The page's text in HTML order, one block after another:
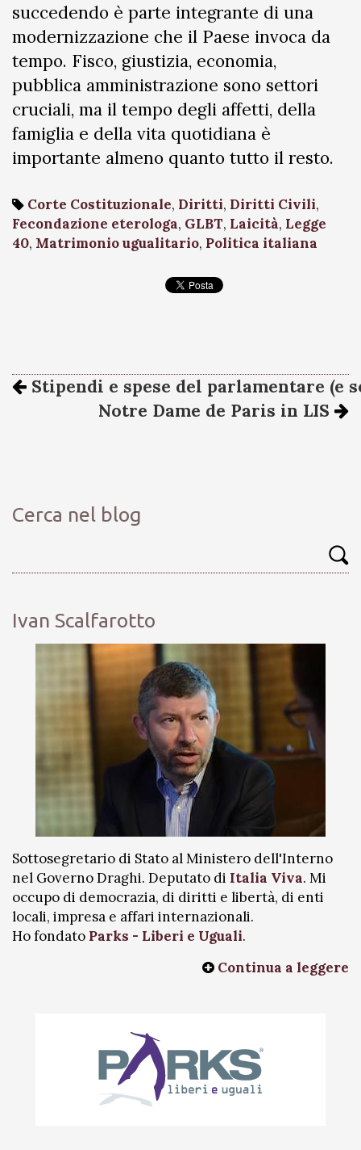
succedendo è parte integrante di una
modernizzazione che il Paese invoca da
tempo. Fisco, giustizia, economia,
pubblica amministrazione sono settori
cruciali, ma il tempo degli affetti, della
famiglia e della vita quotidiana è
importante almeno quanto tutto il resto.
Corte Costituzionale, Diritti, Diritti Civili,
Fecondazione eterologa, GLBT, Laicità, Legge
40, Matrimonio ugualitario, Politica italiana
Stipendi e spese del parlamentare (e
Notre Dame de Paris in LIS
Cerca nel blog
Ivan Scalfarotto
Sottosegretario di Stato al Ministero dell'Interno
nel Governo Draghi. Deputato di Italia Viva. Mi
occupo di democrazia, di diritti e libertà, di enti
locali, impresa e affari internazionali.
Ho fondato Parks - Liberi e Uguali.
Continua a leggere